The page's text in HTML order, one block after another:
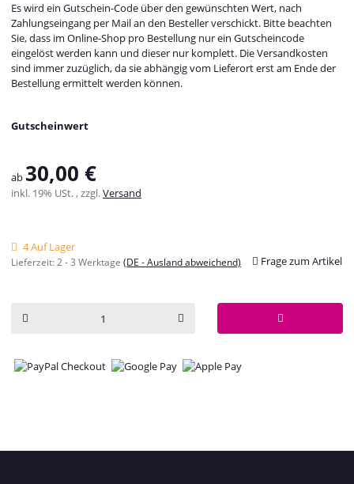
Es wird ein Gutschein-Code über den gewünschten Wert, nach
Zahlungseingang per Mail an den Besteller verschickt. Bitte beachten
Sie, dass im Online-Shop pro Bestellung nur ein Gutscheincode
eingelöst werden kann und dieser nur komplett. Die Versandkosten
sind immer zuzüglich, da sie abhängig vom Lieferort erst am Ende der
Bestellung ermittelt werden können.
Gutscheinwert
ab 30,00 €
inkl. 19% USt. , zzgl.Versand
4 Auf Lager
Lieferzeit:2 - 3 Werktage (DE - Ausland abweichend) Frage zum Artikel